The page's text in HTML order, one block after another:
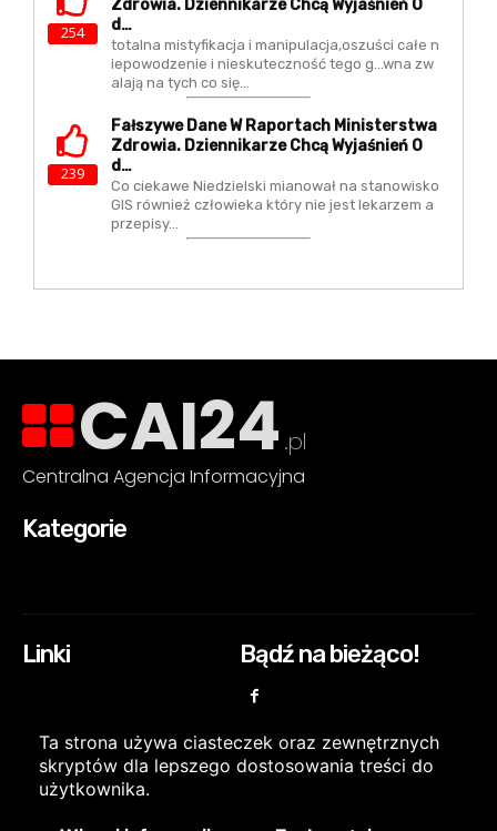
Ta strona używa ciasteczek oraz zewnętrznych
skryptów dla lepszego dostosowania treści do
użytkownika.
254
Zdrowia. Dziennikarze Chcą Wyjaśnień O
D…
totalna mistyfikacja i manipulacja,oszuści całe n
iepowodzenie i nieskuteczność tego g...wna zw
alają na tych co się…
239
Fałszywe Dane W Raportach Ministerstwa
Zdrowia. Dziennikarze Chcą Wyjaśnień O
D…
Co ciekawe Niedzielski mianował na stanowisko
GIS również człowieka który nie jest lekarzem a
przepisy…
CAI24 .pl
Centralna Agencja Informacyjna
Kategorie
Linki Bądź na bieżąco!